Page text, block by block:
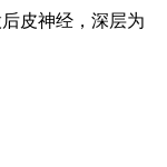
皮神经，深层为